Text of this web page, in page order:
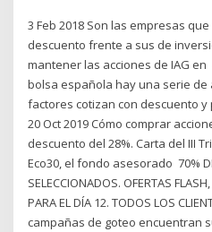
3 Feb 2018 Son las empresas
descuento frente a sus de
mantener las acciones de IAG en
bolsa española hay una serie
factores cotizan con descuento
20 Oct 2019 Cómo comprar
descuento del 28%. Carta del III
Eco30, el fondo asesorado 70% DE
SELECCIONADOS. OFERTAS
PARA EL DÍA 12. TODOS LOS
campañas de goteo encuentran